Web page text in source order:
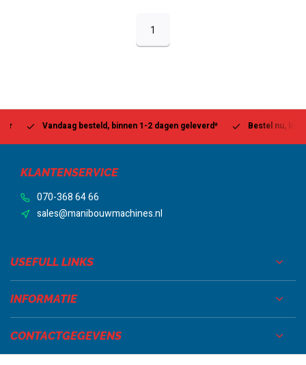
1
Vandaag besteld, binnen 1-2 dagen geleverd* Bestel nu, betaal
KLANTENSERVICE
070-368 64 66
sales@manibouwmachines.nl
USEFULL LINKS
INFORMATIE
CONTACTGEGEVENS